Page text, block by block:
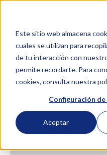
Este sitio web almacena
cuales se utilizan para
de tu interacción con
permite recordarte. Para
cookies, consulta nuestra
Configuración
Aceptar